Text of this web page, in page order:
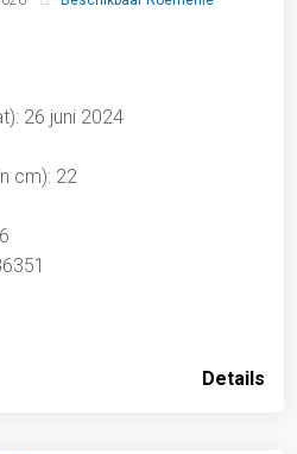
26 juni 2024
cm): 22
Details